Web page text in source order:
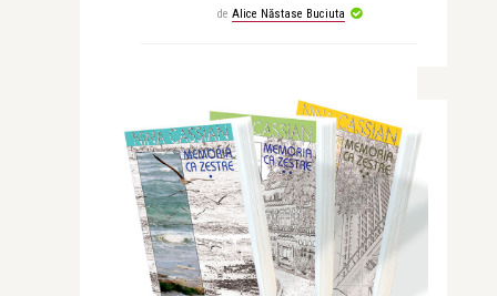
de Alice Năstase Buciuta